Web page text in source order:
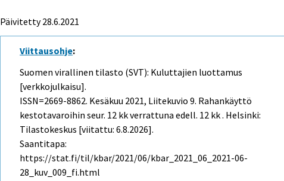
Päivitetty 28.6.2021
Viittausohje:
Suomen virallinen tilasto (SVT): Kuluttajien luottamus
[verkkojulkaisu].
ISSN=2669-8862. Kesäkuu 2021, Liitekuvio 9. Rahankäyttö
kestotavaroihin seur. 12 kk verrattuna edell. 12 kk . Helsinki:
Tilastokeskus [viitattu: 6.8.2026].
Saantitapa:
https://stat.fi/til/kbar/2021/06/kbar_2021_06_2021-06-
28_kuv_009_fi.html